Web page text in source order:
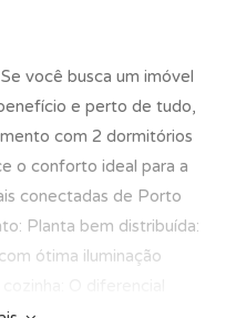
você busca um imóvel
e perto de tudo,
com 2 dormitórios
o conforto ideal para a
conectadas de Porto
Planta bem distribuída:
ótima iluminação